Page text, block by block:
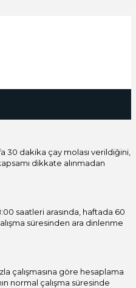
30 dakika çay molası verildiğini,
dikkate alınmadan
saatleri arasında, haftada 60
süresinden ara dinlenme
çalışmasına göre hesaplama
normal çalışma süresinde